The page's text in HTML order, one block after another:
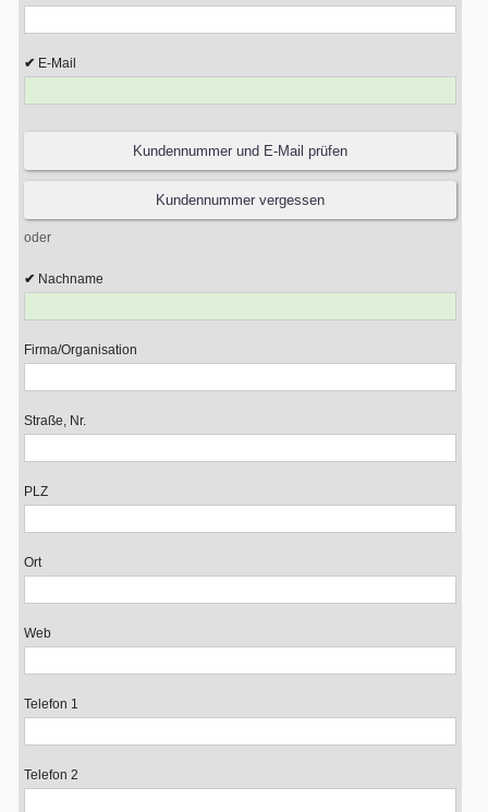
E-Mail
oder
Nachname
Firma/Organisation
Straße, Nr.
PLZ
Ort
Web
Telefon 1
Telefon 2